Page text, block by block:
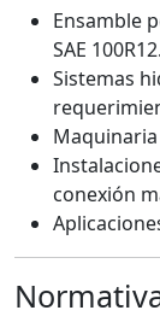
Ensamble
SAE 100R12.
Sistemas
conexión